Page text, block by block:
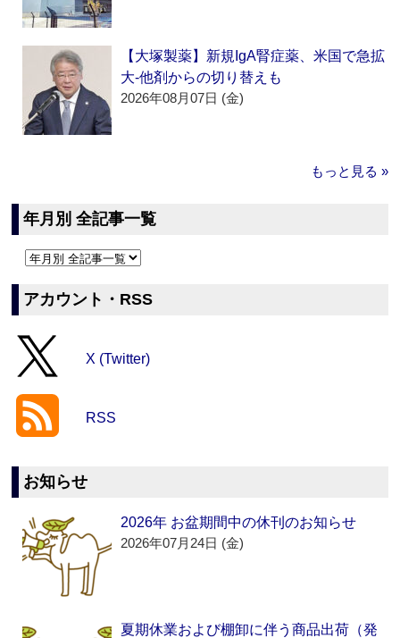
【大塚製薬】新規IgA腎症薬、米国で急拡
大‐他剤からの切り替えも
2026年08月07日 (金)
もっと見る »
年月別 全記事一覧
アカウント・RSS
X (Twitter)
RSS
お知らせ
2026年 お盆期間中の休刊のお知らせ
2026年07月24日 (金)
夏期休業および棚卸に伴う商品出荷（発